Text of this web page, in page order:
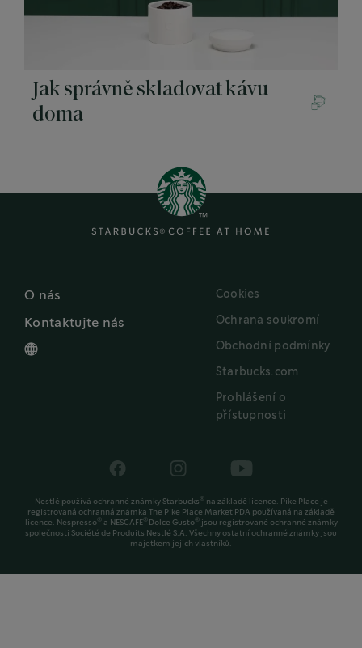
Jak správně skladovat kávu
doma
O nás
Kontaktujte nás
Cookies
Ochrana soukromí
Obchodní podmínky
Starbucks.com
Prohlášení o
přístupnosti
Nestlé používá ochranné známky Starbucks
na základě licence. Pike Place je
registrovaná ochranná známka The Pike Place Market PDA používaná na základě
licence. Nespresso a NESCAFÉ® Dolce Gusto jsou registrované ochranné známky
společnosti Société de Produits Nestlé S.A. Všechny ostatní ochranné známky jsou
majetkem jejich vlastníků.